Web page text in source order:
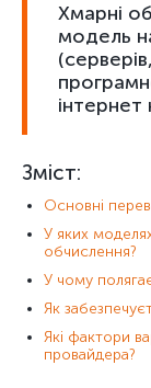
Хмарні
модель
інтернет
Зміст:
Основні
У яких
обчислення?
У чому
Як
Які фактори
провайдера?